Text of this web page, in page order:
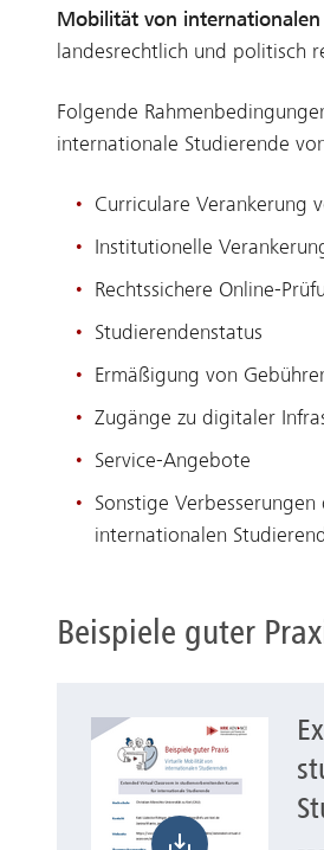
Mobilität von internationalen
landesrechtlich und politisch
Folgende
internationale Studierende
Curriculare Verankerung
Institutionelle
Rechtssichere Online-
Studierendenstatus
Ermäßigung von
Zugänge zu digitaler
Service-Angebote
Sonstige
internationalen
Beispiele guter
Herunterladen Extended